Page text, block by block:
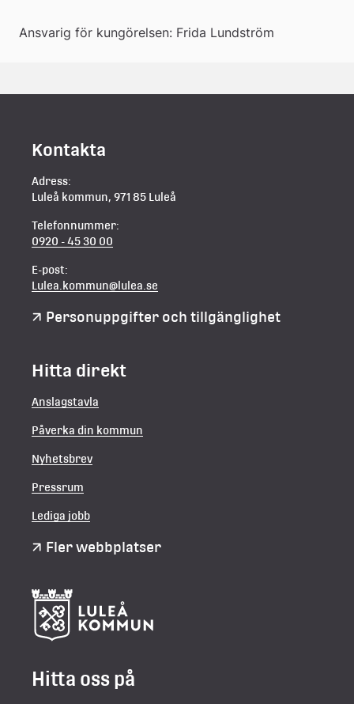
Ansvarig för kungörelsen: Frida Lundström
Kontakta
Adress:
Luleå kommun, 971 85 Luleå
Telefonnummer:
0920 - 45 30 00
E-post:
Lulea.kommun@lulea.se
Personuppgifter och tillgänglighet
Hitta direkt
Anslagstavla
Påverka din kommun
Nyhetsbrev
Pressrum
Lediga jobb
Fler webbplatser
Hitta oss på